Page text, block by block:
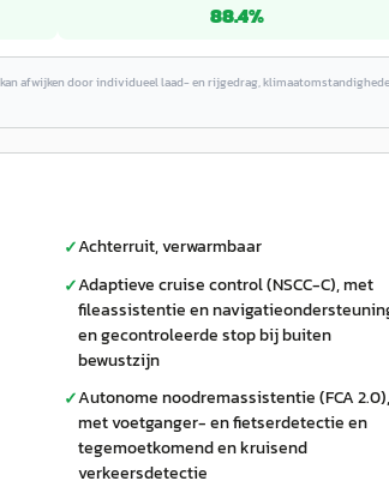
88.4%
afwijken door individueel laad- en rijgedrag,
✓Achterruit, verwarmbaar
✓Adaptieve cruise control (NSCC-C), met
fileassistentie en
en gecontroleerde stop bij buiten
bewustzijn
✓Autonome noodremassistentie (FCA 2.0),
met voetganger- en fietserdetectie en
tegemoetkomend en kruisend
verkeersdetectie